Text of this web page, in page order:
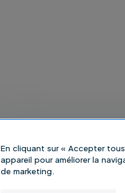
En cliquant sur « Accepter
appareil pour améliorer la
de marketing.